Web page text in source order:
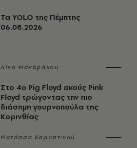
Τα YOLO της Πέμπτης
06.08.2026
Λίνα Μανδράκου
Στο 4ο Pig Floyd ακούς Pink
Floyd τρώγοντας την πιο
διάσημη γουρνοπούλα της
Κορινθίας
Νατάσσα Καρυστινού